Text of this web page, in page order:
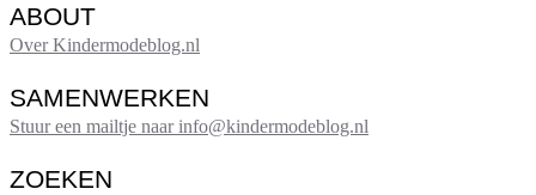
ABOUT
Over Kindermodeblog.nl
SAMENWERKEN
Stuur een mailtje naar info@kindermodeblog.nl
ZOEKEN